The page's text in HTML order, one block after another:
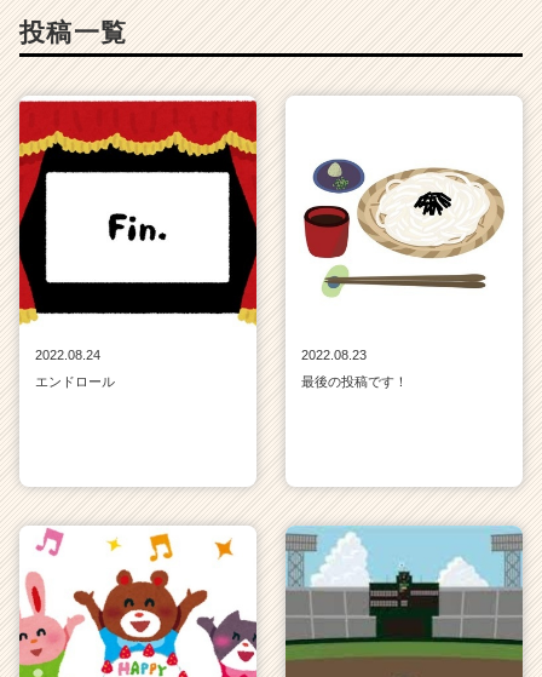
投稿一覧
2022.08.24
エンドロール
2022.08.23
最後の投稿です！